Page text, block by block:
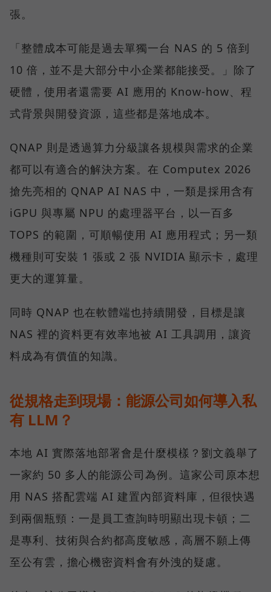
張。
「整體成本可能是過去單獨一台 NAS 的 5 倍到
10 倍，並不是大部分中小企業都能接受。」除了
硬體，使用者還需要 AI 應用的 Know-how、程
式背景與開發資源，這些都是落地成本。
QNAP 則是透過算力分級讓各規模與需求的企業
都可以有適合的解決方案。在 Computex 2026
搶先亮相的 QNAP AI NAS 中，一類是採用含有
iGPU 與專屬 NPU 的處理器平台，以一百多
TOPS 的範圍，可順暢使用 AI 應用程式；另一類
機種則可安裝 1 張或 2 張 NVIDIA 顯示卡，處理
更大的運算量。
同時 QNAP 也在軟體端也持續開發，目標是讓
NAS 裡的資料更有效率地被 AI 工具調用，讓資
料成為有價值的知識。
從規格走到現場：能源公司如何導入私
有 LLM？
本地 AI 實際落地部署會是什麼模樣？劉文義舉了
一家約 50 多人的能源公司為例。這家公司原本想
用 NAS 搭配雲端 AI 建置內部資料庫，但很快遇
到兩個瓶頸：一是員工查詢時明顯出現卡頓；二
是專利、技術與合約都高度敏感，高層不願上傳
至公有雲，擔心機密資料會有外洩的疑慮。